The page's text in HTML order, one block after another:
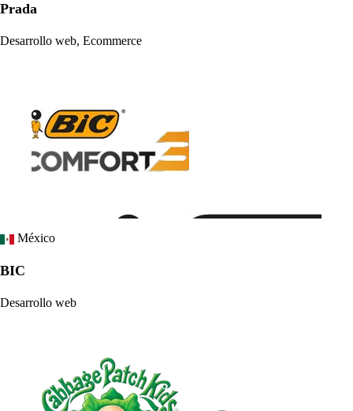
Prada
Desarrollo web, Ecommerce
México
BIC
Desarrollo web